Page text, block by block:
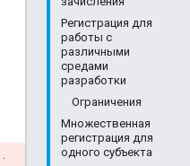
Регистрация для
работы с
различными
средами
разработки
Ограничения
Множественная
регистрация для
одного субъекта
.